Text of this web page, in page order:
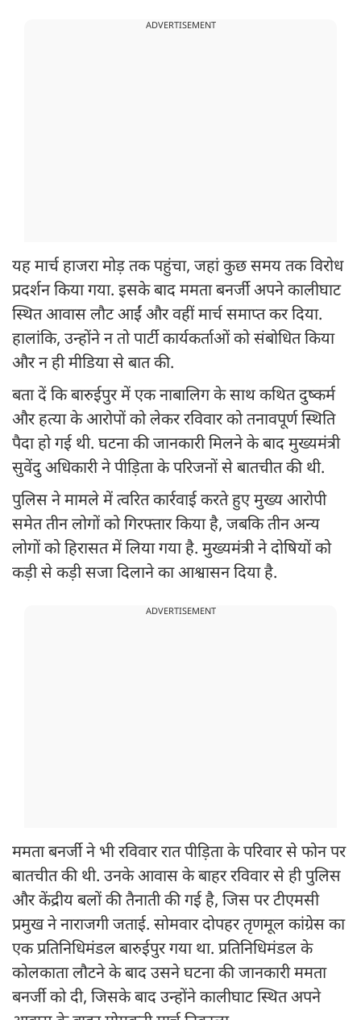
ADVERTISEMENT
यह मार्च हाजरा मोड़ तक पहुंचा, जहां कुछ समय तक विरोध
प्रदर्शन किया गया. इसके बाद ममता बनर्जी अपने कालीघाट
स्थित आवास लौट आईं और वहीं मार्च समाप्त कर दिया.
हालांकि, उन्होंने न तो पार्टी कार्यकर्ताओं को संबोधित किया
और न ही मीडिया से बात की.
बता दें कि बारुईपुर में एक नाबालिग के साथ कथित दुष्कर्म
और हत्या के आरोपों को लेकर रविवार को तनावपूर्ण स्थिति
पैदा हो गई थी. घटना की जानकारी मिलने के बाद मुख्यमंत्री
सुवेंदु अधिकारी ने पीड़िता के परिजनों से बातचीत की थी.
पुलिस ने मामले में त्वरित कार्रवाई करते हुए मुख्य आरोपी
समेत तीन लोगों को गिरफ्तार किया है, जबकि तीन अन्य
लोगों को हिरासत में लिया गया है. मुख्यमंत्री ने दोषियों को
कड़ी से कड़ी सजा दिलाने का आश्वासन दिया है.
ADVERTISEMENT
ममता बनर्जी ने भी रविवार रात पीड़िता के परिवार से फोन पर
बातचीत की थी. उनके आवास के बाहर रविवार से ही पुलिस
और केंद्रीय बलों की तैनाती की गई है, जिस पर टीएमसी
प्रमुख ने नाराजगी जताई. सोमवार दोपहर तृणमूल कांग्रेस का
एक प्रतिनिधिमंडल बारुईपुर गया था. प्रतिनिधिमंडल के
कोलकाता लौटने के बाद उसने घटना की जानकारी ममता
बनर्जी को दी, जिसके बाद उन्होंने कालीघाट स्थित अपने